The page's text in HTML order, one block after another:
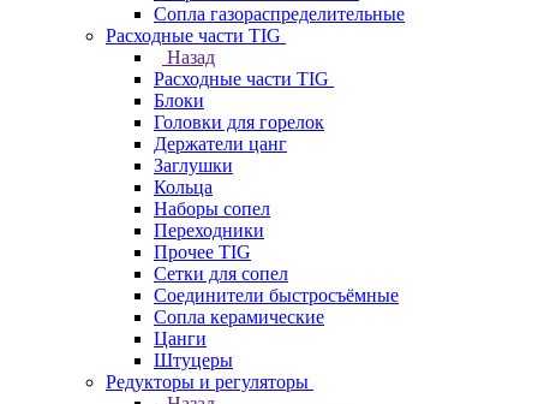
Сопла газораспределительные
Расходные части TIG
Назад
Расходные части TIG
Блоки
Головки для горелок
Держатели цанг
Заглушки
Кольца
Наборы сопел
Переходники
Прочее TIG
Сетки для сопел
Соединители быстросъёмные
Сопла керамические
Цанги
Штуцеры
Редукторы и регуляторы